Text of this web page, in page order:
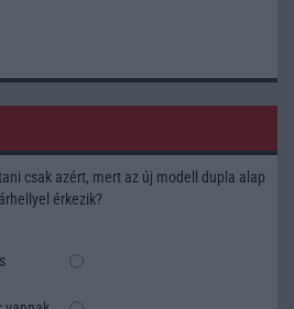
csak azért, mert az új modell dupla alap
érkezik?